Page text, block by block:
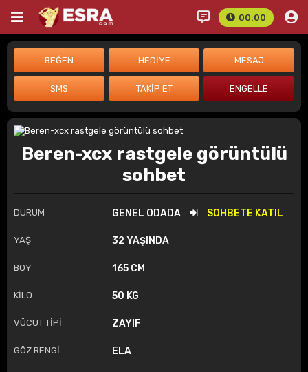
00:00
Beren-xcx rastgele görüntülü
sohbet
DURUM GENEL ODADA SOHBETE KATIL
YAŞ 32 YAŞINDA
BOY 165 CM
KİLO 50 KG
VÜCUT TİPİ ZAYIF
GÖZ RENGİ ELA